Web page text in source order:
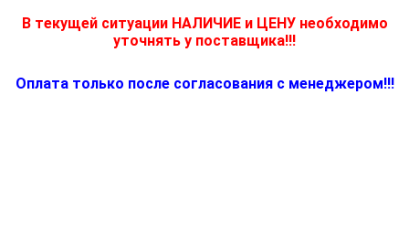
В текущей ситуации НАЛИЧИЕ и ЦЕНУ необходимо
уточнять у поставщика!!!
Оплата только после согласования с менеджером!!!